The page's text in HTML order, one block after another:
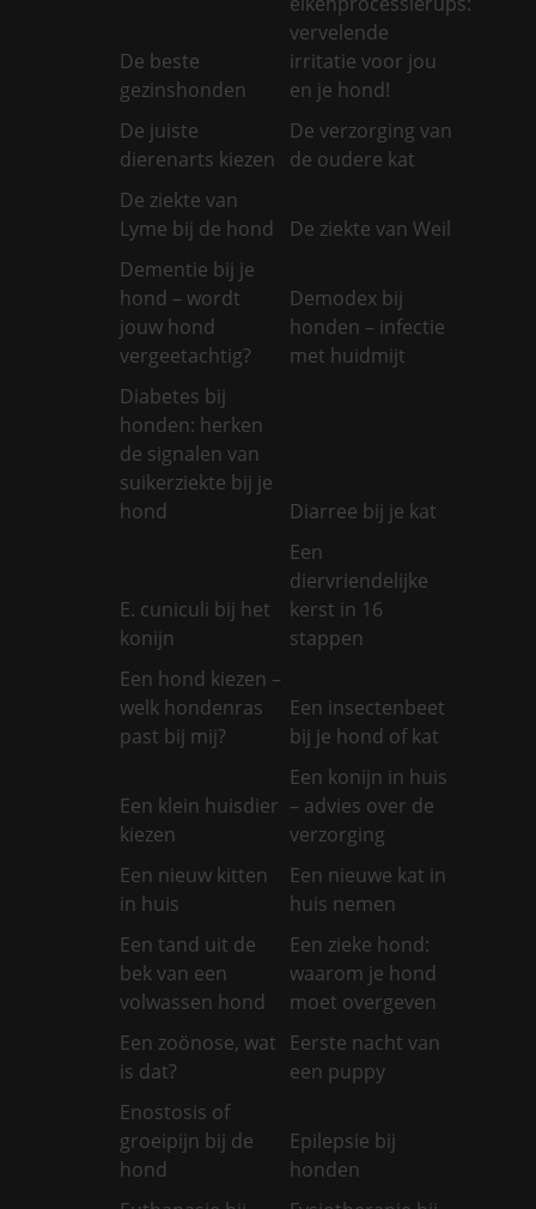
De beste
gezinshonden
vervelende
irritatie voor jou
en je hond!
De juiste
dierenarts kiezen
De verzorging van
de oudere kat
De ziekte van
Lyme bij de hond
De ziekte van Weil
Dementie bij je
hond – wordt
jouw hond
vergeetachtig?
Demodex bij
honden – infectie
met huidmijt
Diabetes bij
honden: herken
de signalen van
suikerziekte bij je
hond
Diarree bij je kat
E. cuniculi bij het
konijn
Een
diervriendelijke
kerst in 16
stappen
Een hond kiezen –
welk hondenras
past bij mij?
Een insectenbeet
bij je hond of kat
Een klein huisdier
kiezen
Een konijn in huis
– advies over de
verzorging
Een nieuw kitten
in huis
Een nieuwe kat in
huis nemen
Een tand uit de
bek van een
volwassen hond
Een zieke hond:
waarom je hond
moet overgeven
Een zoönose, wat
is dat?
Eerste nacht van
een puppy
Enostosis of
groeipijn bij de
hond
Epilepsie bij
honden